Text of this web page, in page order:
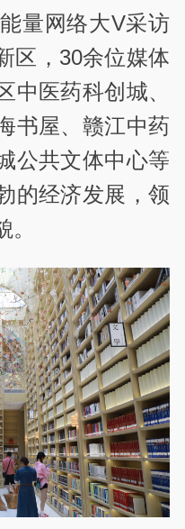
量网络大V采访
区，30余位媒体
中医药科创城、
书屋、赣江中药
公共文体中心等
的经济发展，领